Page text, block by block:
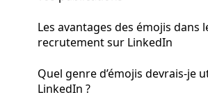
Les avantages des émojis dans
recrutement sur LinkedIn
Quel genre d’émojis devrais-je
LinkedIn ?